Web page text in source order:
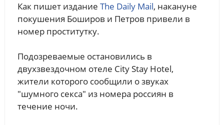
Как пишет издание The Daily Mail, накануне
покушения Боширов и Петров привели в
номер проститутку.
Подозреваемые остановились в
двухзвездочном отеле City Stay Hotel,
жители которого сообщили о звуках
"шумного секса" из номера россиян в
течение ночи.